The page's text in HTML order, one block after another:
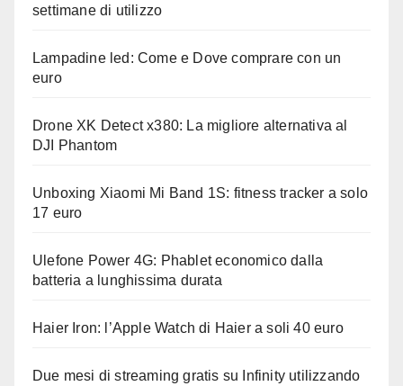
settimane di utilizzo
Lampadine led: Come e Dove comprare con un
euro
Drone XK Detect x380: La migliore alternativa al
DJI Phantom
Unboxing Xiaomi Mi Band 1S: fitness tracker a solo
17 euro
Ulefone Power 4G: Phablet economico dalla
batteria a lunghissima durata
Haier Iron: l’Apple Watch di Haier a soli 40 euro
Due mesi di streaming gratis su Infinity utilizzando